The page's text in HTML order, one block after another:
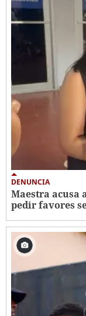
DENUNCIA
Maestra acusa
pedir favores